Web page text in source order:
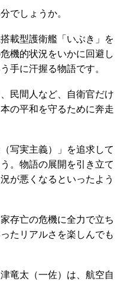
でしょうか。
載型護衛艦「いぶき」を
機的状況をいかに回避し
手に汗握る物語です。
民間人など、自衛官だけ
の平和を守るために奔走
写実主義）」を追求して
。物語の展開を引き立て
が悪くなるといったよう
存亡の危機に全力で立ち
たリアルさを楽しんでも
竜太（一佐）は、航空自